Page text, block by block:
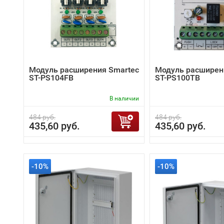
Модуль расширения Smartec
ST-PS104FB
В наличии
484 руб.
435,60 руб.
Модуль
ST-PS100TB
484 руб.
435,60 руб.
-10% -10%